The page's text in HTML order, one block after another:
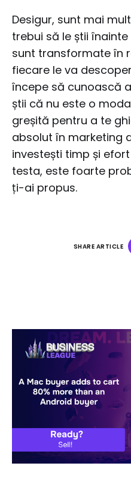
Desigur, sunt mai
trebui să le știi
sunt transformate în
fiecare le va
începe să cunoască
știi că nu este o
greșită pentru a te
absolut în marketing
investești timp și
testa, este foarte
ți-ai propus.
SHARE ARTICLE